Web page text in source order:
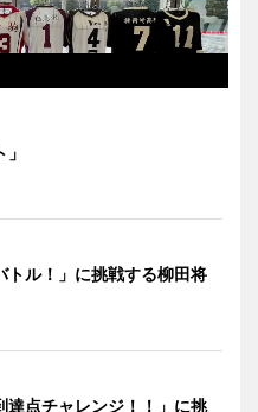
トル！」に挑戦する柳田将
達点チャレンジ！！」に挑